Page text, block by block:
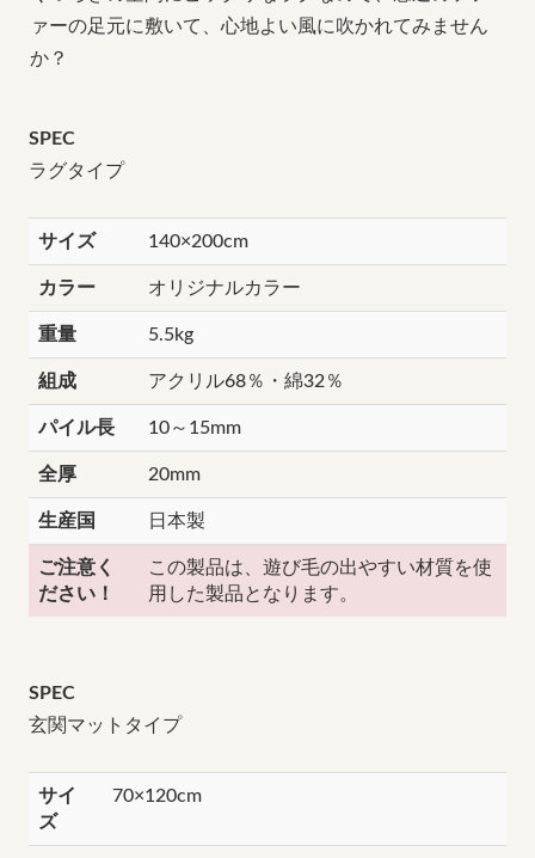
ァーの足元に敷いて、心地よい風に吹かれてみません
か？
SPEC
ラグタイプ
サイズ 140×200cm
カラー オリジナルカラー
重量 5.5kg
組成 アクリル68％・綿32％
パイル長 10～15mm
全厚 20mm
生産国 日本製
ご注意く
ださい！
この製品は、遊び毛の出やすい材質を使
用した製品となります。
SPEC
玄関マットタイプ
サイ
ズ
70×120cm